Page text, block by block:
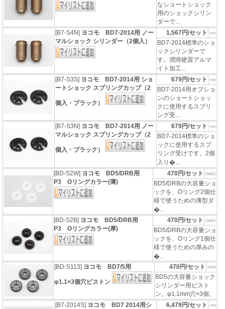
なショートショック
用のショックシリン
ダーで...
[B7-S4N] ヨコモ BD7-2014用 ノー
マルショック シリンダー（2個入）
1,567円/セット
BD7-2014標準のショ
ックシリンダーで
す。潤滑硬質アルマ
イト加工...
[B7-S3S] ヨコモ BD7-2014用 ショ
ートショック スプリングカップ（2
個入・ブラック）
679円/セット
BD7-2014用オプショ
ンのショートショッ
クに使用するスプリ
ング受...
[B7-S3N] ヨコモ BD7-2014用 ノー
マルショック スプリングカップ（2
個入・ブラック）
679円/セット
BD7-2014標準のショ
ックに使用するスプ
リング受けです。2個
入り�...
[BD-S2W] ヨコモ BD5/DRB用
P3 Oリングカラー(薄)
470円/セット
BD5/DRBの大容量ショ
ックを、Oリング2個仕
様で使うための薄型ダ
�...
[BD-S2B] ヨコモ BD5/DRB用
P3 Oリングカラー(厚)
470円/セット
BD5/DRBの大容量ショ
ックを、Oリング1個仕
様で使うための厚みの
�...
[BD-S113] ヨコモ BD7/5用
φ1.1×3個穴ピストン
470円/セット
BD5の大容量ショック
シリンダー用ピスト
ン。φ1.1mm穴×3個。
[B7-2014S] ヨコモ BD7 2014用シ
6,479円/セット